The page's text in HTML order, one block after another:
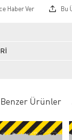
Haber Ver Bu
Benzer Ürünler